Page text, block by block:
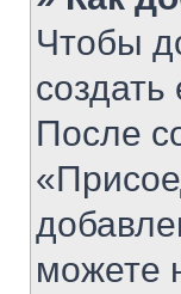
Чтобы
После
можете